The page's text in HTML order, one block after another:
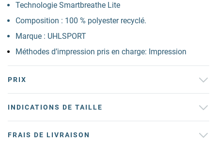
Technologie Smartbreathe Lite
Composition : 100 % polyester recyclé.
Marque : UHLSPORT
Méthodes d’impression pris en charge: Impression
PRIX
INDICATIONS DE TAILLE
FRAIS DE LIVRAISON